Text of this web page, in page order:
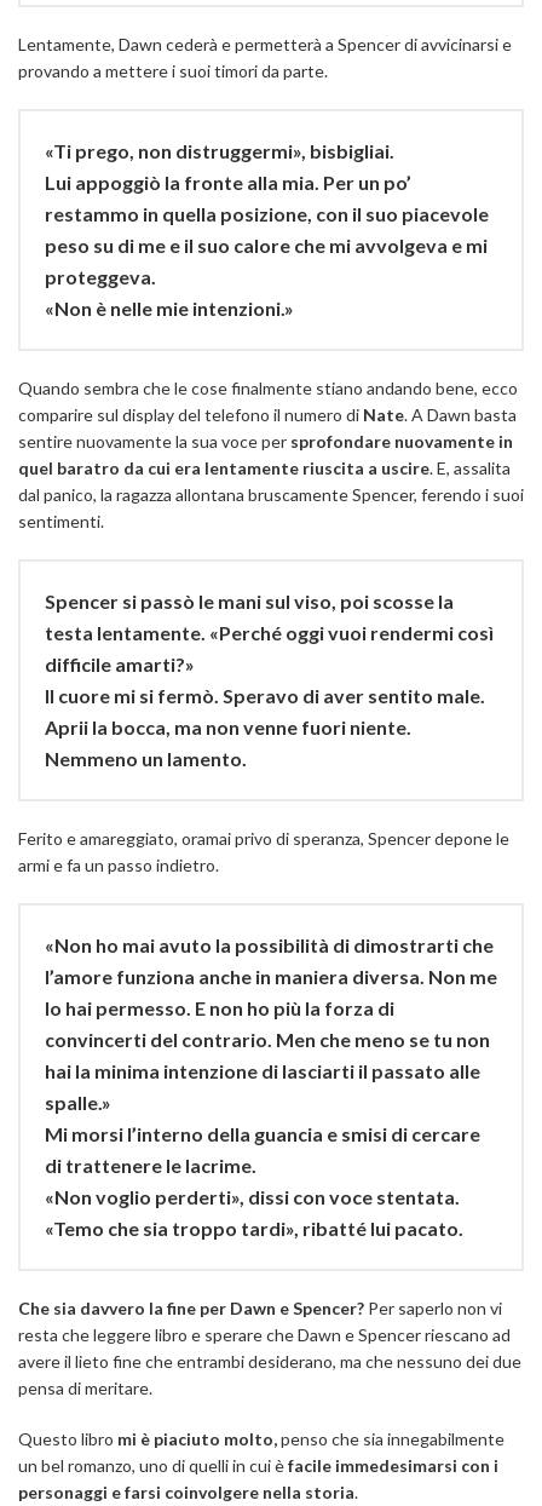
Lentamente, Dawn cederà e permetterà a Spencer di avvicinarsi e
provando a mettere i suoi timori da parte.
«Ti prego, non distruggermi», bisbigliai.
Lui appoggiò la fronte alla mia. Per un po’
restammo in quella posizione, con il suo piacevole
peso su di me e il suo calore che mi avvolgeva e mi
proteggeva.
«Non è nelle mie intenzioni.»
Quando sembra che le cose finalmente stiano andando bene, ecco
comparire sul display del telefono il numero di Nate. A Dawn basta
sentire nuovamente la sua voce per sprofondare nuovamente in
quel baratro da cui era lentamente riuscita a uscire. E, assalita
dal panico, la ragazza allontana bruscamente Spencer, ferendo i suoi
sentimenti.
Spencer si passò le mani sul viso, poi scosse la
testa lentamente. «Perché oggi vuoi rendermi così
difficile amarti?»
Il cuore mi si fermò. Speravo di aver sentito male.
Aprii la bocca, ma non venne fuori niente.
Nemmeno un lamento.
Ferito e amareggiato, oramai privo di speranza, Spencer depone le
armi e fa un passo indietro.
«Non ho mai avuto la possibilità di dimostrarti che
l’amore funziona anche in maniera diversa. Non me
lo hai permesso. E non ho più la forza di
convincerti del contrario. Men che meno se tu non
hai la minima intenzione di lasciarti il passato alle
spalle.»
Mi morsi l’interno della guancia e smisi di cercare
di trattenere le lacrime.
«Non voglio perderti», dissi con voce stentata.
«Temo che sia troppo tardi», ribatté lui pacato.
Che sia davvero la fine per Dawn e Spencer? Per saperlo non vi
resta che leggere libro e sperare che Dawn e Spencer riescano ad
avere il lieto fine che entrambi desiderano, ma che nessuno dei due
pensa di meritare.
Questo libro mi è piaciuto molto,penso che sia innegabilmente
un bel romanzo, uno di quelli in cui èfacile immedesimarsi con i
personaggi e farsi coinvolgere nella storia.